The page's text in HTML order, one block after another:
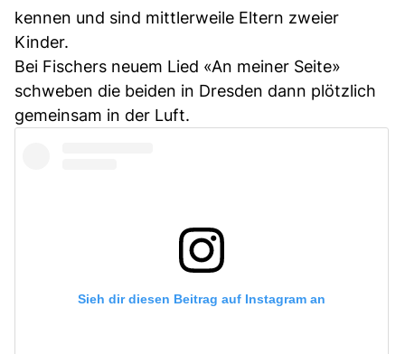
kennen und sind mittlerweile Eltern zweier
Kinder.
Bei Fischers neuem Lied «An meiner Seite»
schweben die beiden in Dresden dann plötzlich
gemeinsam in der Luft.
Sieh dir diesen Beitrag auf Instagram an